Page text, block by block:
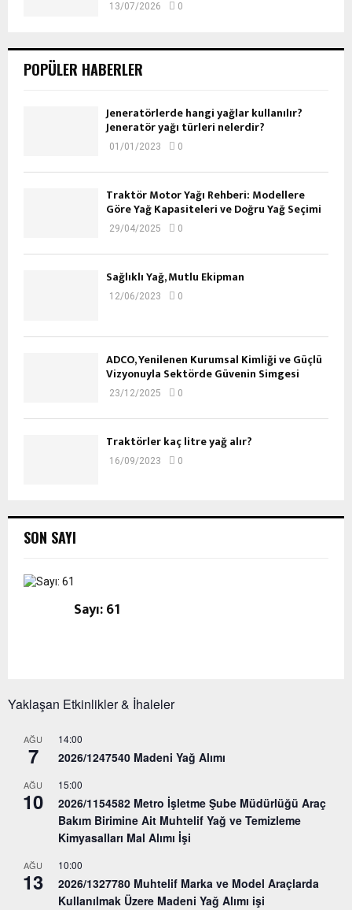
13/07/2026 0
POPÜLER HABERLER
Jeneratörlerde hangi yağlar kullanılır?
Jeneratör yağı türleri nelerdir?
01/01/2023 0
Traktör Motor Yağı Rehberi: Modellere
Göre Yağ Kapasiteleri ve Doğru Yağ Seçimi
29/04/2025 0
Sağlıklı Yağ, Mutlu Ekipman
12/06/2023 0
ADCO, Yenilenen Kurumsal Kimliği ve Güçlü
Vizyonuyla Sektörde Güvenin Simgesi
23/12/2025 0
Traktörler kaç litre yağ alır?
16/09/2023 0
SON SAYI
Sayı: 61
Yaklaşan Etkinlikler & İhaleler
AĞU
7
14:00
2026/1247540 Madeni Yağ Alımı
AĞU
10
15:00
2026/1154582 Metro İşletme Şube Müdürlüğü Araç
Bakım Birimine Ait Muhtelif Yağ ve Temizleme
Kimyasalları Mal Alımı İşi
AĞU
13
10:00
2026/1327780 Muhtelif Marka ve Model Araçlarda
Kullanılmak Üzere Madeni Yağ Alımı işi